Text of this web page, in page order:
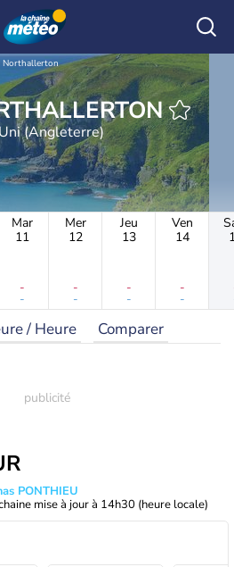
Northallerton
NORTHALLERTON
(Angleterre)
Mar
11
-
-
Mer
12
-
-
Jeu
13
-
-
Ven
14
-
-
/ Heure Comparer
PONTHIEU
mise à jour à 14h30 (heure locale)